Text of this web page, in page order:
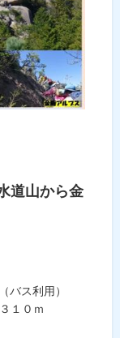
道山から金
ス利用）
１０ｍ